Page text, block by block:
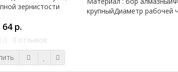
крупныйДиаметр рабочей
64 р.
0 отзывов